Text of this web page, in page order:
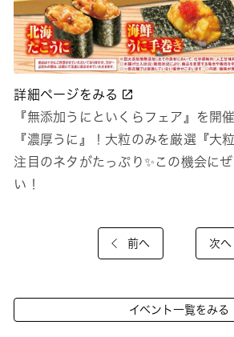
詳細ページをみる
『無添加うにといくらフェア』を開
『濃厚うに』！大粒のみを厳選『大
注目のネタがたっぷり✨この機会に
い！
前へ 次へ
イベント一覧をみる